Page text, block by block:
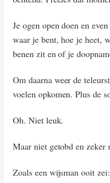
Je ogen open doen en
waar je bent, hoe je heet,
benen zit en of je
Om daarna weer de
voelen opkomen. Plus de
Oh. Niet leuk.
Maar niet getobd en zeker
Zoals een wijsman ooit zei: